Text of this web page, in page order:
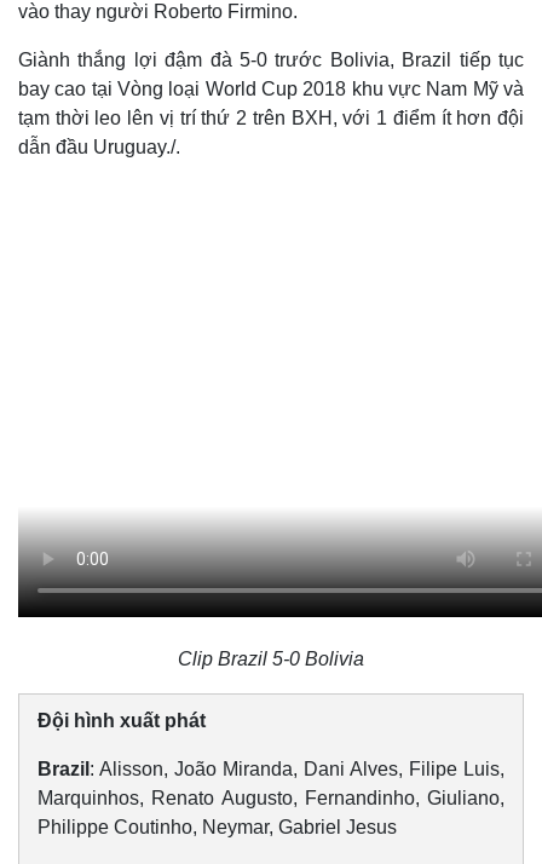
Cuộc sống đó đây
Infographic
vào thay người Roberto Firmino.
Giành thắng lợi đậm đà 5-0 trước Bolivia, Brazil tiếp tục
bay cao tại Vòng loại World Cup 2018 khu vực Nam Mỹ và
tạm thời leo lên vị trí thứ 2 trên BXH, với 1 điểm ít hơn đội
dẫn đầu Uruguay./.
Clip Brazil 5-0 Bolivia
Đội hình xuất phát
Brazil : Alisson, João Miranda, Dani Alves, Filipe Luis,
Marquinhos, Renato Augusto, Fernandinho, Giuliano,
Philippe Coutinho, Neymar, Gabriel Jesus